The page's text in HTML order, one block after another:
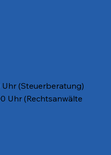
Uhr (Steuerberatung)
Uhr (Rechtsanwälte